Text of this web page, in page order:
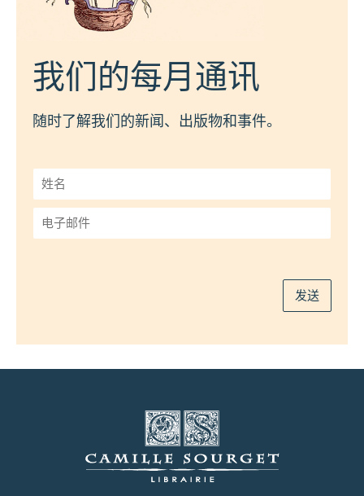
我们的每月通讯
随时了解我们的新闻、出版物和事件。
姓
名
*
子
发送